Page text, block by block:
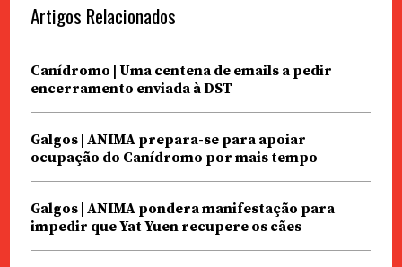
Artigos Relacionados
Canídromo | Uma centena de emails a pedir
encerramento enviada à DST
Galgos | ANIMA prepara-se para apoiar
ocupação do Canídromo por mais tempo
Galgos | ANIMA pondera manifestação para
impedir que Yat Yuen recupere os cães